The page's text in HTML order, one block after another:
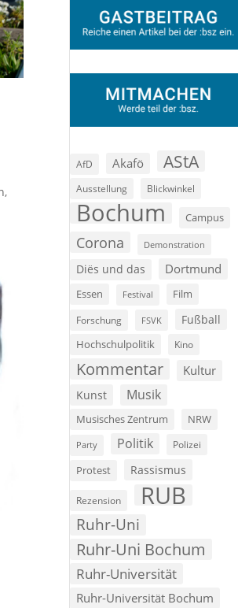
AfD Akafö AStA
Ausstellung Blickwinkel
Bochum Campus
Corona Demonstration
Diës und das Dortmund
Essen Festival Film
Forschung FSVK Fußball
Hochschulpolitik Kino
Kommentar Kultur
Kunst Musik
Musisches Zentrum NRW
Party Politik Polizei
Protest Rassismus
Rezension RUB
Ruhr-Uni
Ruhr-Uni Bochum
Ruhr-Universität
Ruhr-Universität Bochum